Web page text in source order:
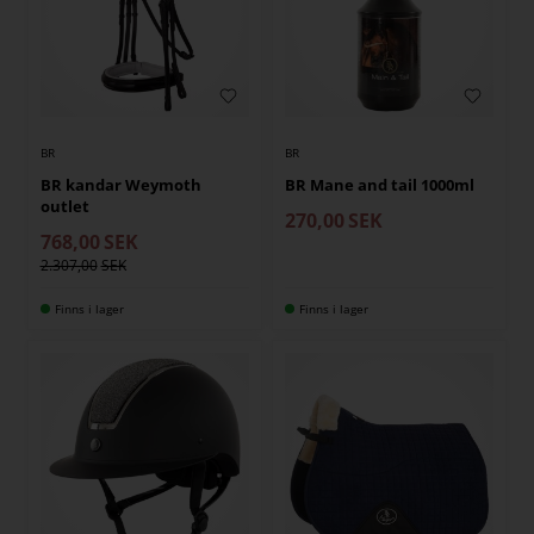
BR
BR kandar Weymoth
outlet
768,00 SEK
2.307,00
Finns i lager
BR
BR Mane and tail 1000ml
270,00 SEK
Finns i lager